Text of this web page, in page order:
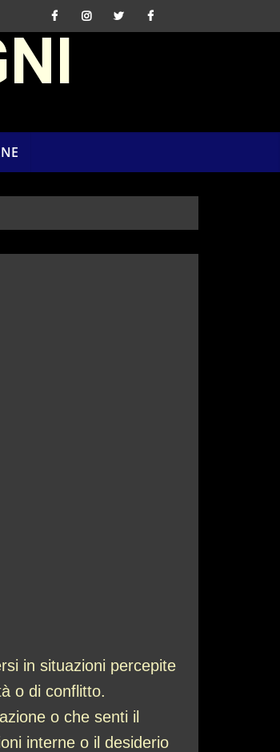
in situazioni percepite
o di conflitto.
o che senti il
interne o il desiderio